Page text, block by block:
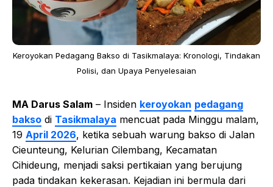
Keroyokan Pedagang Bakso di Tasikmalaya: Kronologi, Tindakan
Polisi, dan Upaya Penyelesaian
MA Darus Salam – Insiden keroyokan pedagang
bakso di Tasikmalaya mencuat pada Minggu malam,
19 April 2026, ketika sebuah warung bakso di Jalan
Cieunteung, Kelurian Cilembang, Kecamatan
Cihideung, menjadi saksi pertikaian yang berujung
pada tindakan kekerasan. Kejadian ini bermula dari